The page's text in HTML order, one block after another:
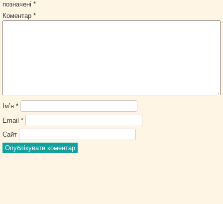
позначені*
Коментар*
Ім’я*
Email*
Сайт